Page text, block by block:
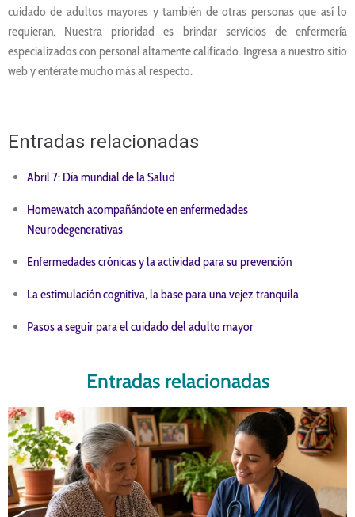
cuidado de adultos mayores y también de otras personas que así lo
requieran. Nuestra prioridad es brindar servicios de enfermería
especializados con personal altamente calificado. Ingresa a nuestro sitio
web y entérate mucho más al respecto.
Entradas relacionadas
Abril 7: Día mundial de la Salud
Homewatch acompañándote en enfermedades
Neurodegenerativas
Enfermedades crónicas y la actividad para su prevención
La estimulación cognitiva, la base para una vejez tranquila
Pasos a seguir para el cuidado del adulto mayor
Entradas relacionadas